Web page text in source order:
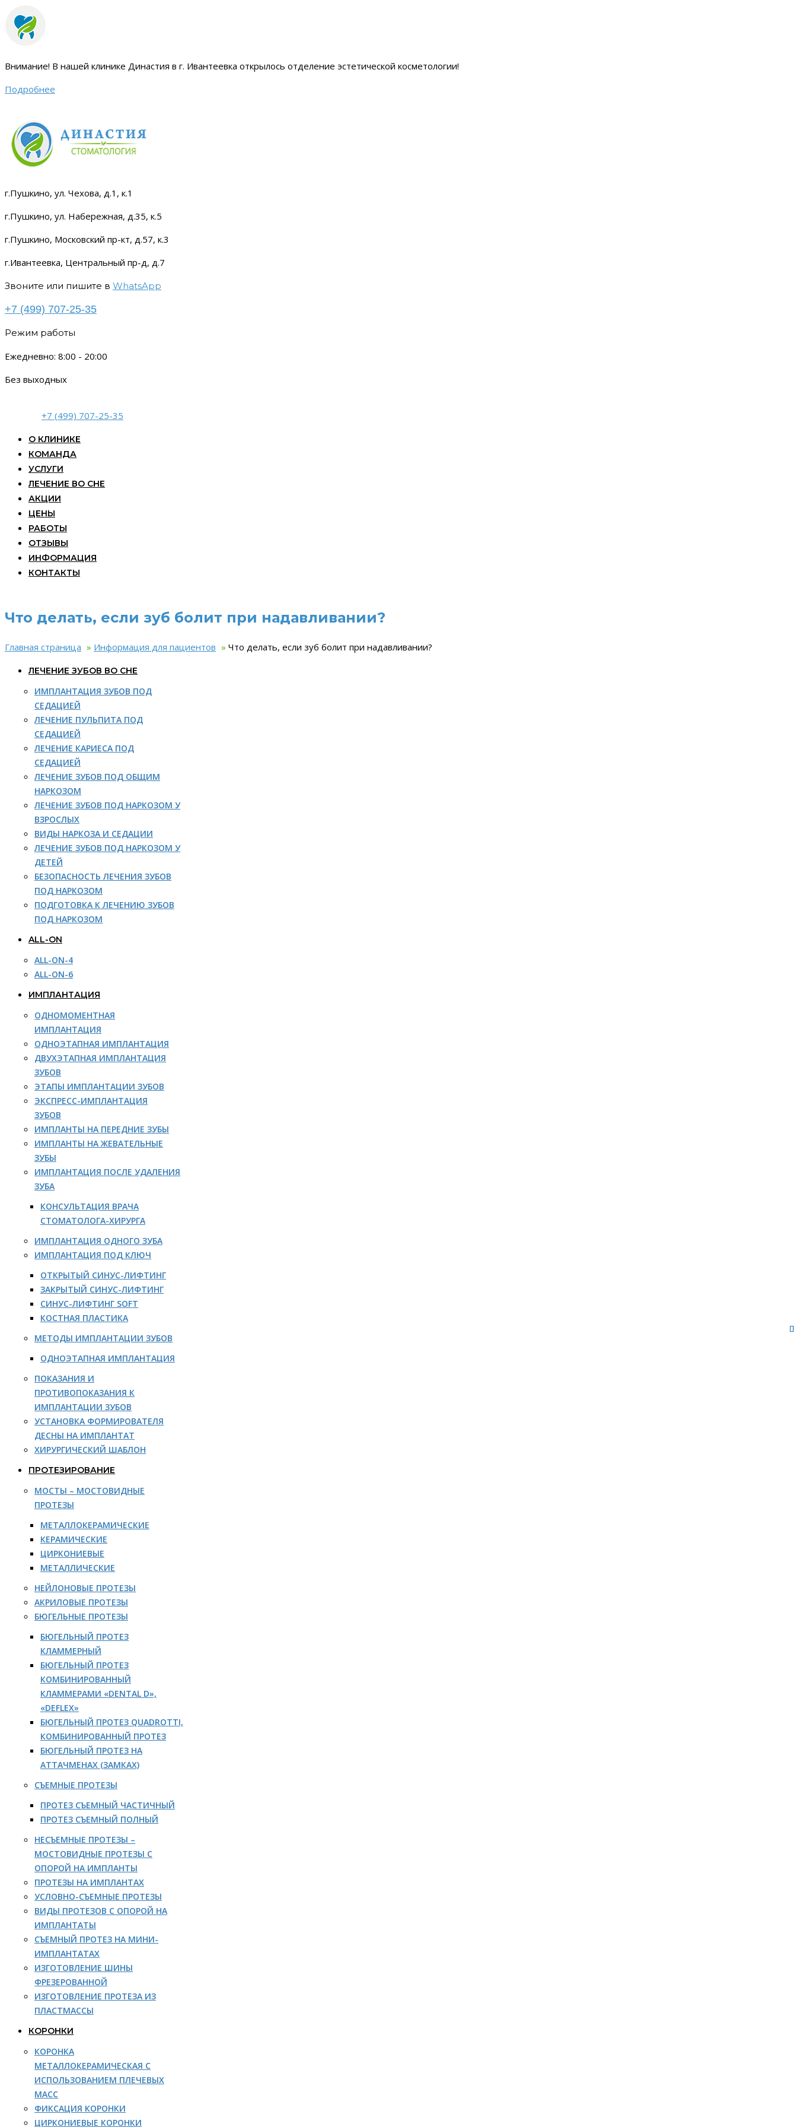
Внимание! В нашей клинике Династия в г. Ивантеевка открылось отделение эстетической косметологии!
Подробнее
г.Пушкино, ул. Чехова, д.1, к.1
г.Пушкино, ул. Набережная, д.35, к.5
г.Пушкино, Московский пр-кт, д.57, к.3
г.Ивантеевка, Центральный пр-д, д.7
Звоните или пишите в WhatsApp
+7 (499) 707-25-35
Режим работы
Ежедневно: 8:00 - 20:00
Без выходных
+7 (499) 707-25-35
О КЛИНИКЕ
КОМАНДА
УСЛУГИ
ЛЕЧЕНИЕ ВО СНЕ
АКЦИИ
ЦЕНЫ
РАБОТЫ
ОТЗЫВЫ
ИНФОРМАЦИЯ
КОНТАКТЫ
Что делать, если зуб болит при надавливании?
Главная страница » Информация для пациентов » Что делать, если зуб болит при надавливании?
ЛЕЧЕНИЕ ЗУБОВ ВО СНЕ
ИМПЛАНТАЦИЯ ЗУБОВ ПОД
СЕДАЦИЕЙ
ЛЕЧЕНИЕ ПУЛЬПИТА ПОД
СЕДАЦИЕЙ
ЛЕЧЕНИЕ КАРИЕСА ПОД
СЕДАЦИЕЙ
ЛЕЧЕНИЕ ЗУБОВ ПОД ОБЩИМ
НАРКОЗОМ
ЛЕЧЕНИЕ ЗУБОВ ПОД НАРКОЗОМ У
ВЗРОСЛЫХ
ВИДЫ НАРКОЗА И СЕДАЦИИ
ЛЕЧЕНИЕ ЗУБОВ ПОД НАРКОЗОМ У
ДЕТЕЙ
БЕЗОПАСНОСТЬ ЛЕЧЕНИЯ ЗУБОВ
ПОД НАРКОЗОМ
ПОДГОТОВКА К ЛЕЧЕНИЮ ЗУБОВ
ПОД НАРКОЗОМ
ALL-ON
ALL-ON-4
ALL-ON-6
ИМПЛАНТАЦИЯ
ОДНОМОМЕНТНАЯ
ИМПЛАНТАЦИЯ
ОДНОЭТАПНАЯ ИМПЛАНТАЦИЯ
ДВУХЭТАПНАЯ ИМПЛАНТАЦИЯ
ЗУБОВ
ЭТАПЫ ИМПЛАНТАЦИИ ЗУБОВ
ЭКСПРЕСС-ИМПЛАНТАЦИЯ
ЗУБОВ
ИМПЛАНТЫ НА ПЕРЕДНИЕ ЗУБЫ
ИМПЛАНТЫ НА ЖЕВАТЕЛЬНЫЕ
ЗУБЫ
ИМПЛАНТАЦИЯ ПОСЛЕ УДАЛЕНИЯ
ЗУБА
КОНСУЛЬТАЦИЯ ВРАЧА
СТОМАТОЛОГА-ХИРУРГА
ИМПЛАНТАЦИЯ ОДНОГО ЗУБА
ИМПЛАНТАЦИЯ ПОД КЛЮЧ
ОТКРЫТЫЙ СИНУС-ЛИФТИНГ
ЗАКРЫТЫЙ СИНУС-ЛИФТИНГ
СИНУС-ЛИФТИНГ SOFT
КОСТНАЯ ПЛАСТИКА
МЕТОДЫ ИМПЛАНТАЦИИ ЗУБОВ
ОДНОЭТАПНАЯ ИМПЛАНТАЦИЯ
ПОКАЗАНИЯ И
ПРОТИВОПОКАЗАНИЯ К
ИМПЛАНТАЦИИ ЗУБОВ
УСТАНОВКА ФОРМИРОВАТЕЛЯ
ДЕСНЫ НА ИМПЛАНТАТ
ХИРУРГИЧЕСКИЙ ШАБЛОН
ПРОТЕЗИРОВАНИЕ
МОСТЫ – МОСТОВИДНЫЕ
ПРОТЕЗЫ
МЕТАЛЛОКЕРАМИЧЕСКИЕ
КЕРАМИЧЕСКИЕ
ЦИРКОНИЕВЫЕ
МЕТАЛЛИЧЕСКИЕ
НЕЙЛОНОВЫЕ ПРОТЕЗЫ
АКРИЛОВЫЕ ПРОТЕЗЫ
БЮГЕЛЬНЫЕ ПРОТЕЗЫ
БЮГЕЛЬНЫЙ ПРОТЕЗ
КЛАММЕРНЫЙ
БЮГЕЛЬНЫЙ ПРОТЕЗ
КОМБИНИРОВАННЫЙ
КЛАММЕРАМИ «DENTAL D»,
«DEFLEX»
БЮГЕЛЬНЫЙ ПРОТЕЗ QUADROTTI,
КОМБИНИРОВАННЫЙ ПРОТЕЗ
БЮГЕЛЬНЫЙ ПРОТЕЗ НА
АТТАЧМЕНАХ (ЗАМКАХ)
СЪЕМНЫЕ ПРОТЕЗЫ
ПРОТЕЗ СЪЕМНЫЙ ЧАСТИЧНЫЙ
ПРОТЕЗ СЪЕМНЫЙ ПОЛНЫЙ
НЕСЪЕМНЫЕ ПРОТЕЗЫ –
МОСТОВИДНЫЕ ПРОТЕЗЫ С
ОПОРОЙ НА ИМПЛАНТЫ
ПРОТЕЗЫ НА ИМПЛАНТАХ
УСЛОВНО-СЪЕМНЫЕ ПРОТЕЗЫ
ВИДЫ ПРОТЕЗОВ С ОПОРОЙ НА
ИМПЛАНТАТЫ
СЪЕМНЫЙ ПРОТЕЗ НА МИНИ-
ИМПЛАНТАТАХ
ИЗГОТОВЛЕНИЕ ШИНЫ
ФРЕЗЕРОВАННОЙ
ИЗГОТОВЛЕНИЕ ПРОТЕЗА ИЗ
ПЛАСТМАССЫ
КОРОНКИ
КОРОНКА
МЕТАЛЛОКЕРАМИЧЕСКАЯ С
ИСПОЛЬЗОВАНИЕМ ПЛЕЧЕВЫХ
МАСС
ФИКСАЦИЯ КОРОНКИ
ЦИРКОНИЕВЫЕ КОРОНКИ